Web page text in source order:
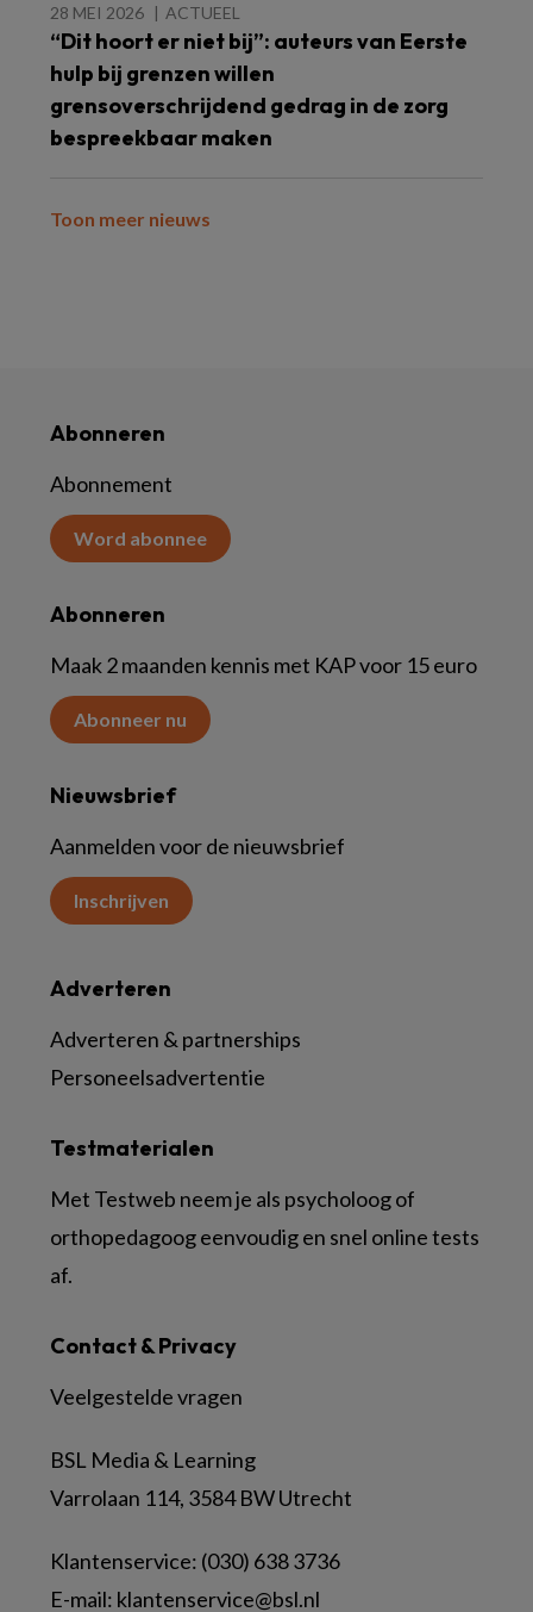
28 MEI 2026 ACTUEEL
“Dit hoort er niet bij”: auteurs van Eerste
hulp bij grenzen willen
grensoverschrijdend gedrag in de zorg
bespreekbaar maken
Toon meer nieuws
Abonneren
Abonnement
Word abonnee
Abonneren
Maak 2 maanden kennis met KAP voor 15 euro
Abonneer nu
Nieuwsbrief
Aanmelden voor de nieuwsbrief
Inschrijven
Contact & Privacy
Veelgestelde vragen
BSL Media & Learning
Varrolaan 114, 3584 BW Utrecht
Klantenservice: (030) 638 3736
E-mail: klantenservice@bsl.nl
Testmaterialen
Met Testweb neem je als psycholoog of
orthopedagoog eenvoudig en snel online tests
af.
Adverteren
Adverteren & partnerships
Personeelsadvertentie